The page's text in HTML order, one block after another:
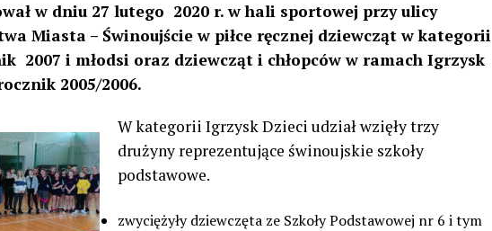
w dniu 27 lutego 2020 r. w hali sportowej przy ulicy
Miasta – Świnoujście w piłce ręcznej dziewcząt w kategorii
2007 i młodsi oraz dziewcząt i chłopców w ramach Igrzysk
2005/2006.
W kategorii Igrzysk Dzieci udział wzięły trzy
drużyny reprezentujące świnoujskie szkoły
podstawowe.
zwyciężyły dziewczęta ze Szkoły Podstawowej nr 6 i tym